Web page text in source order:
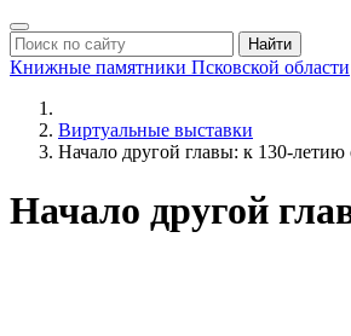
Найти
Книжные памятники Псковской области
Виртуальные выставки
Начало другой главы: к 130-
Начало другой